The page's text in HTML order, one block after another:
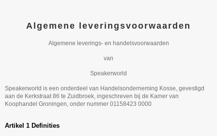
Algemene leveringsvoorwaarden
Algemene leverings- en handelsvoorwaarden
van
Speakerworld
Speakerworld is een onderdeel van Handelsonderneming Kosse, gevestigd
aan de Kerkstraat 86 te Zuidbroek, ingeschreven bij de Kamer van
Koophandel Groningen, onder nummer 01158423 0000
Artikel 1 Definities